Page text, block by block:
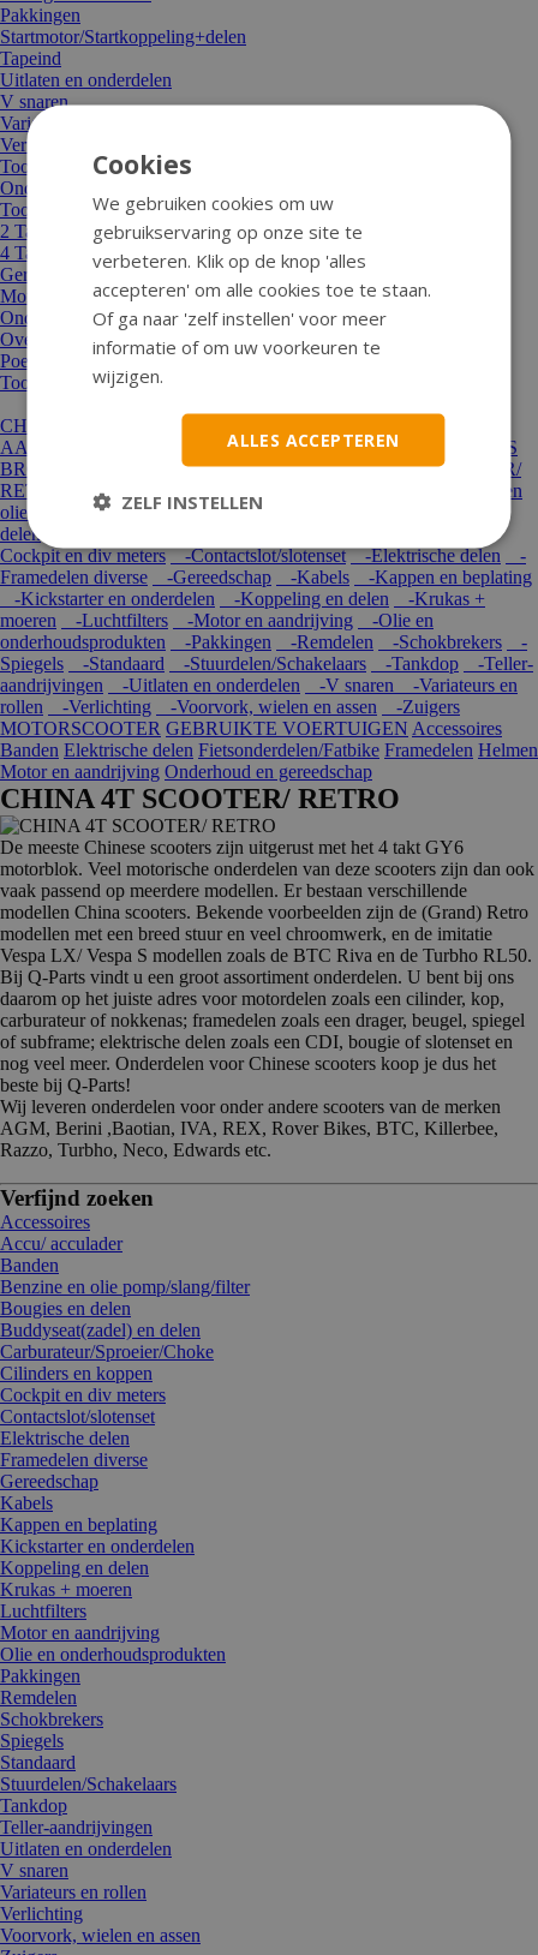
Pakkingen
Startmotor/Startkoppeling+delen
Tapeind
Uitlaten en onderdelen
V snaren
Variateurs en rollen
Vertanding/ overbrenging en achterassen
Toon alle Motor en aandrijving
Onderhoud en gereedschap
Toon alle Onderhoud en gereedschap
2 Takt mengolie
4 Takt olie
Gereedschap
Montagematerialen
Onderhoud en vet
Overige olie
Poetsartikelen
Toon alle Onderhoud en gereedschap
CHINA 4T SCOOTER/ RETRO
AANBIEDING OP=OP
VESPA/GILERA BROMFIETS
TOMOS
BROMFIETS
OLDTIMER BROMFIETS CHINA 4T SCOOTER/
RETRO
-Accessoires
-Benzine en
olie pomp/slang/filter -Bougies en delen
delen
Cockpit en div meters -Contactslot/slotenset -Elektrische delen
-
Framedelen diverse
-Gereedschap -Kabels
-Kappen en beplating
-Kickstarter en onderdelen
-Koppeling en delen
-Krukas +
moeren
-Luchtfilters -Motor en aandrijving
-Olie en
onderhoudsprodukten
-Pakkingen -Remdelen -Schokbrekers
-
Spiegels
-Standaard -Stuurdelen/Schakelaars -Tankdop
-Teller-
aandrijvingen
-Uitlaten en onderdelen -V snaren
-Variateurs en
rollen
-Verlichting -Voorvork, wielen en assen
-Zuigers
MOTORSCOOTER GEBRUIKTE VOERTUIGEN Accessoires
Banden Elektrische delen Fietsonderdelen/Fatbike Framedelen Helmen
Motor en aandrijving Onderhoud en gereedschap
CHINA 4T SCOOTER/ RETRO
De meeste Chinese scooters zijn uitgerust met het 4 takt GY6
motorblok. Veel motorische onderdelen van deze scooters zijn dan ook
vaak passend op meerdere modellen. Er bestaan verschillende
modellen China scooters. Bekende voorbeelden zijn de (Grand) Retro
modellen met een breed stuur en veel chroomwerk, en de imitatie
Vespa LX/ Vespa S modellen zoals de BTC Riva en de Turbho RL50.
Bij Q-Parts vindt u een groot assortiment onderdelen. U bent bij ons
daarom op het juiste adres voor motordelen zoals een cilinder, kop,
carburateur of nokkenas; framedelen zoals een drager, beugel, spiegel
of subframe; elektrische delen zoals een CDI, bougie of slotenset en
nog veel meer. Onderdelen voor Chinese scooters koop je dus het
beste bij Q-Parts!
Wij leveren onderdelen voor onder andere scooters van de merken
AGM, Berini ,Baotian, IVA, REX, Rover Bikes, BTC, Killerbee,
Razzo, Turbho, Neco, Edwards etc.
Verfijnd zoeken
Accessoires
Accu/ acculader
Banden
Benzine en olie pomp/slang/filter
Bougies en delen
Buddyseat(zadel) en delen
Carburateur/Sproeier/Choke
Cilinders en koppen
Cockpit en div meters
Contactslot/slotenset
Elektrische delen
Framedelen diverse
Gereedschap
Kabels
Kappen en beplating
Kickstarter en onderdelen
Koppeling en delen
Krukas + moeren
Luchtfilters
Motor en aandrijving
Olie en onderhoudsprodukten
Pakkingen
Remdelen
Schokbrekers
Spiegels
Standaard
Stuurdelen/Schakelaars
Tankdop
Teller-aandrijvingen
Uitlaten en onderdelen
V snaren
Variateurs en rollen
Verlichting
Voorvork, wielen en assen
Cookies
We gebruiken cookies om uw
gebruikservaring op onze site te
verbeteren. Klik op de knop 'alles
accepteren' om alle cookies toe te staan.
Of ga naar 'zelf instellen' voor meer
informatie of om uw voorkeuren te
wijzigen.
ALLES ACCEPTEREN
ZELF INSTELLEN